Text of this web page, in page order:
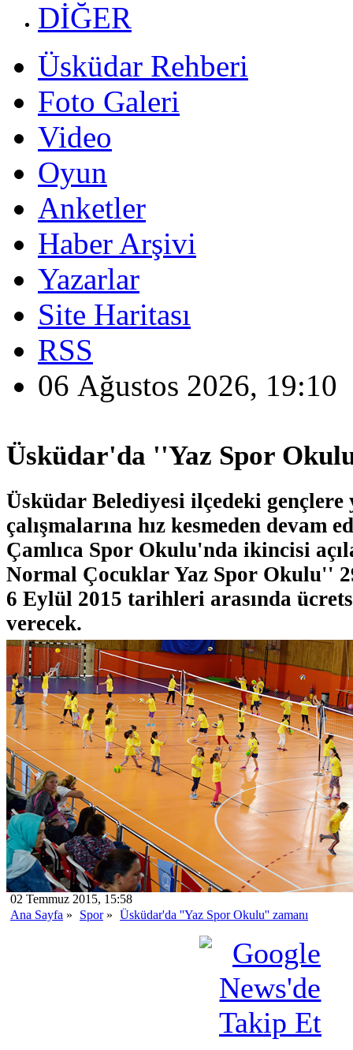
DİĞER
Üsküdar Rehberi
Foto Galeri
Video
Oyun
Anketler
Haber Arşivi
Yazarlar
Site Haritası
RSS
06 Ağustos 2026, 19:10
Üsküdar'da ''Yaz Spor
Üsküdar Belediyesi ilçedeki gençlere
çalışmalarına hız kesmeden devam
Çamlıca Spor Okulu'nda ikincisi
Normal Çocuklar Yaz Spor Okulu''
6 Eylül 2015 tarihleri arasında
verecek.
02 Temmuz 2015, 15:58
Ana Sayfa » Spor» Üsküdar'da ''Yaz Spor Okulu'' zamanı